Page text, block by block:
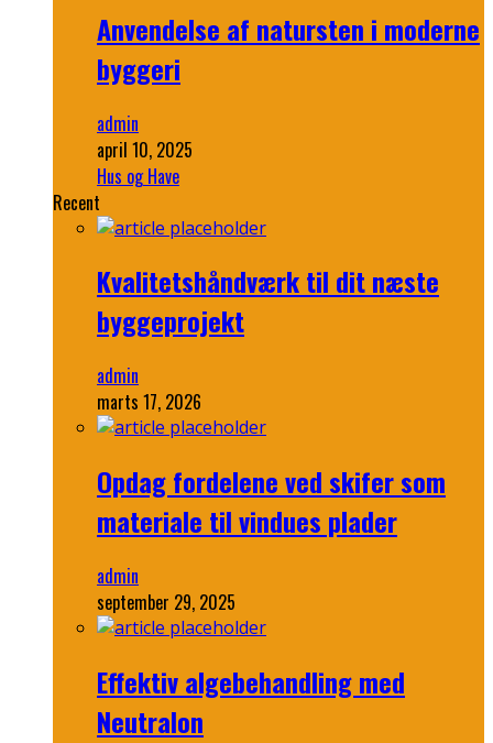
Anvendelse af natursten i moderne
byggeri
admin
april 10, 2025
Hus og Have
Recent
Kvalitetshåndværk til dit næste
byggeprojekt
admin
marts 17, 2026
Opdag fordelene ved skifer som
materiale til vindues plader
admin
september 29, 2025
Effektiv algebehandling med
Neutralon